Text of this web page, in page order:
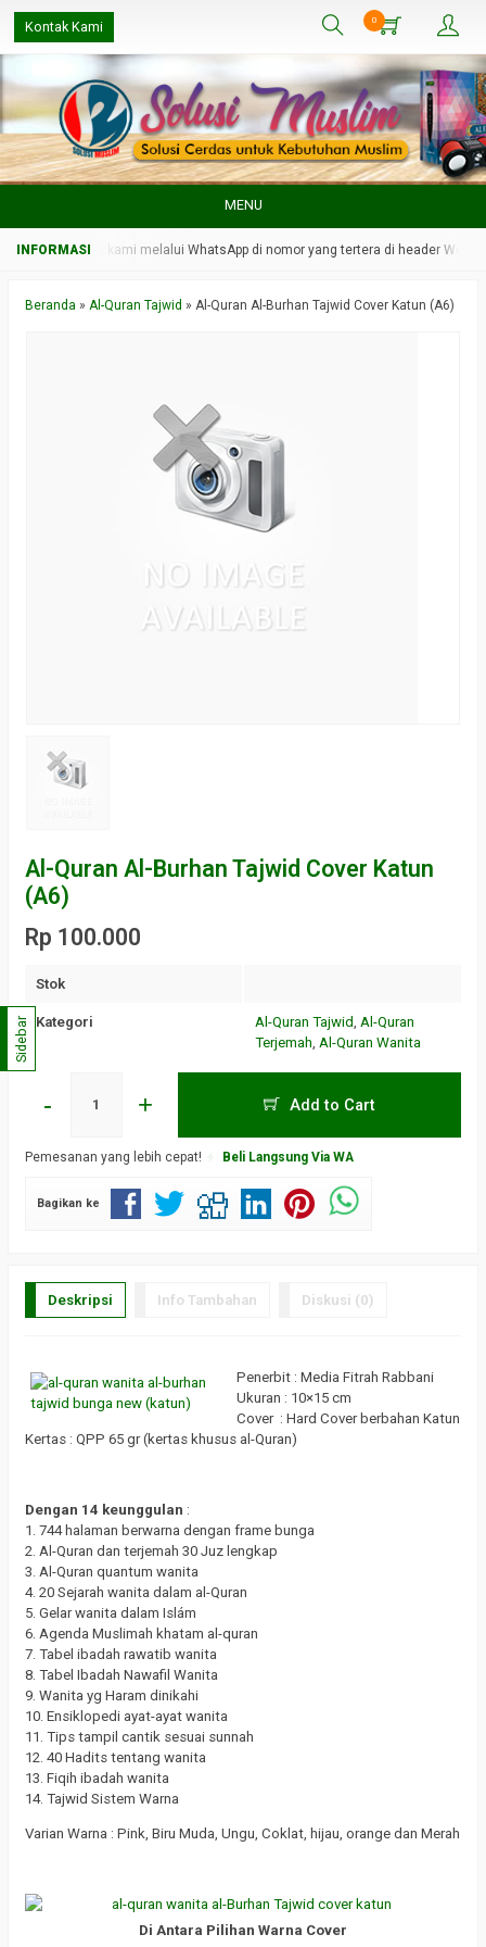
Kontak Kami 0
MENU
admin kami melalui WhatsApp di nomor yang tertera di header Website
Beranda » Al-Quran Tajwid » Al-Quran Al-Burhan Tajwid Cover Katun (A6)
Al-Quran Al-Burhan Tajwid Cover Katun
(A6)
Rp 100.000
Stok
Kategori Al-Quran Tajwid, Al-Quran
Terjemah, Al-Quran Wanita
- + Add to Cart
Pemesanan yang lebih cepat! Beli Langsung Via WA
Bagikan ke
Deskripsi Info Tambahan Diskusi (0)
Penerbit : Media Fitrah Rabbani
Ukuran : 10×15 cm
Cover : Hard Cover berbahan Katun
Kertas : QPP 65 gr (kertas khusus al-Quran)
Dengan 14 keunggulan :
1. 744 halaman berwarna dengan frame bunga
2. Al-Quran dan terjemah 30 Juz lengkap
3. Al-Quran quantum wanita
4. 20 Sejarah wanita dalam al-Quran
5. Gelar wanita dalam Islám
6. Agenda Muslimah khatam al-quran
7. Tabel ibadah rawatib wanita
8. Tabel Ibadah Nawafil Wanita
9. Wanita yg Haram dinikahi
10. Ensiklopedi ayat-ayat wanita
11. Tips tampil cantik sesuai sunnah
12. 40 Hadits tentang wanita
13. Fiqih ibadah wanita
14. Tajwid Sistem Warna
Varian Warna : Pink, Biru Muda, Ungu, Coklat, hijau, orange dan Merah
Di Antara Pilihan Warna Cover
Sidebar